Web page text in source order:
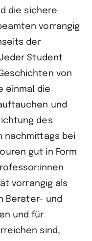
die sichere
vorrangig
der
Student
von
einmal die
und
des
nachmittags bei
gut in Form
vorrangig als
Berater- und
und für
sind,